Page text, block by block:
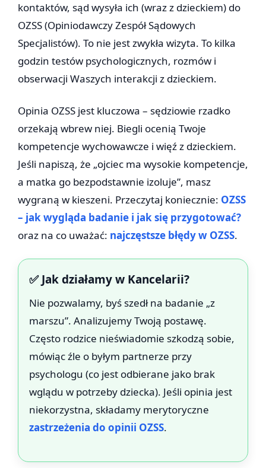
kontaktów, sąd wysyła ich (wraz z dzieckiem) do
OZSS (Opiniodawczy Zespół Sądowych
Specjalistów). To nie jest zwykła wizyta. To kilka
godzin testów psychologicznych, rozmów i
obserwacji Waszych interakcji z dzieckiem.
Opinia OZSS jest kluczowa – sędziowie rzadko
orzekają wbrew niej. Biegli ocenią Twoje
kompetencje wychowawcze i więź z dzieckiem.
Jeśli napiszą, że „ojciec ma wysokie kompetencje,
a matka go bezpodstawnie izoluje”, masz
wygraną w kieszeni. Przeczytaj koniecznie: OZSS
– jak wygląda badanie i jak się przygotować?
oraz na co uważać: najczęstsze błędy w OZSS.
✅ Jak działamy w Kancelarii?
Nie pozwalamy, byś szedł na badanie „z
marszu”. Analizujemy Twoją postawę.
Często rodzice nieświadomie szkodzą sobie,
mówiąc źle o byłym partnerze przy
psychologu (co jest odbierane jako brak
wglądu w potrzeby dziecka). Jeśli opinia jest
niekorzystna, składamy merytoryczne
zastrzeżenia do opinii OZSS.